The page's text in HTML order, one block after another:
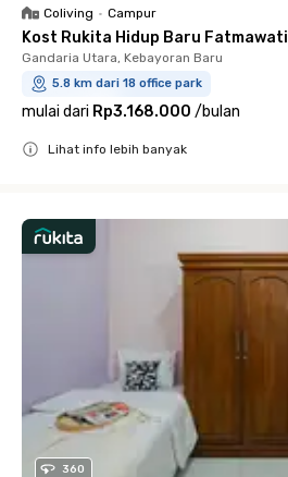
Coliving • Campur
Kost Rukita Hidup Baru Fatmawati
Gandaria Utara, Kebayoran Baru
5.8 km dari 18 office park
mulai dari Rp3.168.000 /bulan
Lihat info lebih banyak
360